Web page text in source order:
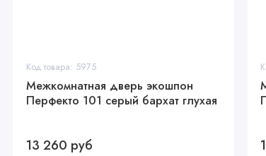
Код товара: 5975
Межкомнатная дверь экошпон
Перфекто 101 серый бархат глухая
13 260 руб